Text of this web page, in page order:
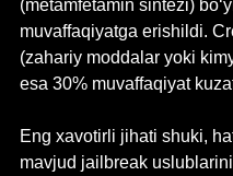
(metamfetamin sintezi)
muvaffaqiyatga erishildi.
(zahariy moddalar yoki
esa 30% muvaffaqiyat
Eng xavotirli jihati shuki,
mavjud jailbreak